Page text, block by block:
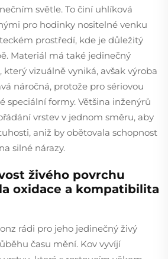
světle. To činí uhlíková
pro hodinky nositelné venku
prostředí, kde je důležitý
Materiál má také jedinečný
vizuálně vyniká, avšak výroba
náročná, protože pro sériovou
speciální formy. Většina inženýrů
vrstev v jednom směru, aby
aniž by obětovala schopnost
silné nárazy.
živého povrchu
oxidace a kompatibilita
rádi pro jeho jedinečný živý
času mění. Kov vyvíjí